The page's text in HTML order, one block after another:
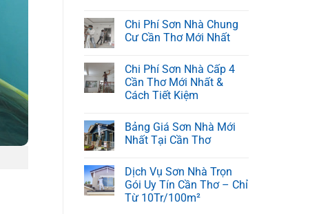
Chi Phí Sơn Nhà Chung
Cư Cần Thơ Mới Nhất
Chi Phí Sơn Nhà Cấp 4
Cần Thơ Mới Nhất &
Cách Tiết Kiệm
Bảng Giá Sơn Nhà Mới
Nhất Tại Cần Thơ
Dịch Vụ Sơn Nhà Trọn
Gói Uy Tín Cần Thơ – Chỉ
Từ 10Tr/100m²